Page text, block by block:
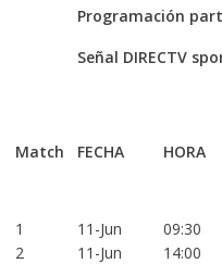
Programación
Señal DIRECTV
Match FECHA HORA
1 11-Jun 09:30
2
11-Jun 14:00